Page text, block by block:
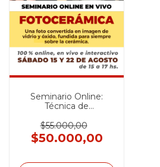
Seminario Online:
Técnica de
AGOSTO 2026
$55.000,00
$50.000,00